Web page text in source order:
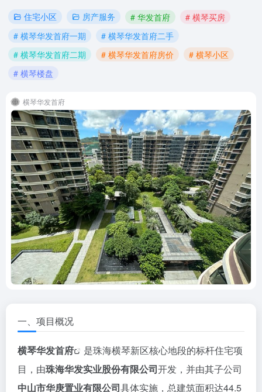
住宅小区 房产服务 # 华发首府
# 横琴买房
# 横琴华发首府一期
# 横琴华发首府二手
# 横琴华发首府二期
# 横琴华发首府房价
# 横琴小区
# 横琴楼盘
横琴华发首府
一、项目概况
横琴华发首府
是珠海横琴新区核心地段的标杆住宅项
目，由珠海华发实业股份有限公司开发，并由其子公司
中山市华庚置业有限公司具体实施，总建筑面积达44.5